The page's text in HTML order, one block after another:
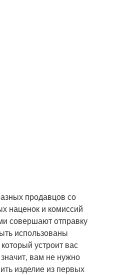
продавцов со
наценок и комиссий
совершают отправку
использованы
устроит вас
вам не нужно
изделие из первых